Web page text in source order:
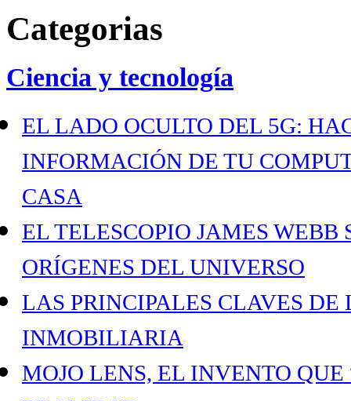
Categorias
Ciencia y tecnología
EL LADO OCULTO DEL 5G:
INFORMACIÓN DE TU
CASA
EL TELESCOPIO JAMES WEBB
ORÍGENES DEL UNIVERSO
LAS PRINCIPALES CLAVES
INMOBILIARIA
MOJO LENS, EL INVENTO